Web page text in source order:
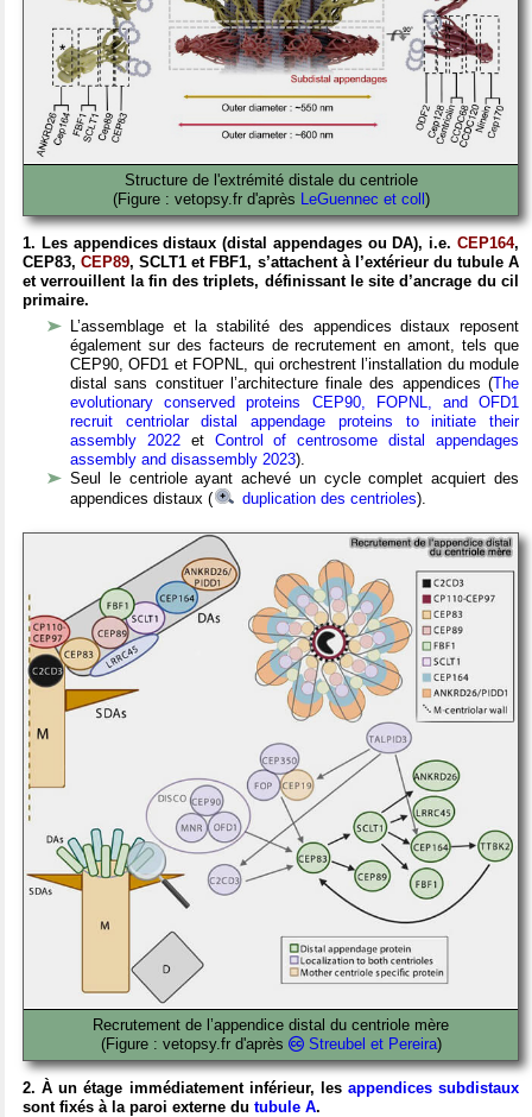
Structure de l'extrémité distale du centriole
(Figure : vetopsy.fr d'après LeGuennec et coll )
1. Les appendices distaux (distal appendages ou DA), i.e. CEP164,
CEP83,CEP89, SCLT1 et FBF1, s’attachent à l’extérieur du tubule A
et verrouillent la fin des triplets, définissant le site d’ancrage du cil
primaire.
L’assemblage et la stabilité des appendices distaux reposent
également sur des facteurs de recrutement en amont, tels que
CEP90, OFD1 et FOPNL, qui orchestrent l’installation du module
distal sans constituer l’architecture finale des appendices (The
evolutionary conserved proteins CEP90, FOPNL, and OFD1
recruit centriolar distal appendage proteins to initiate their
assembly 2022et Control of centrosome distal appendages
assembly and disassembly 2023).
Seul le centriole ayant achevé un cycle complet acquiert des
appendices distaux (
duplication des centrioles).
Recrutement de l’appendice distal du centriole mère
(Figure : vetopsy.fr d'après
Streubel et Pereira)
2. À un étage immédiatement inférieur, les appendices subdistaux
sont fixés à la paroi externe du tubule A.